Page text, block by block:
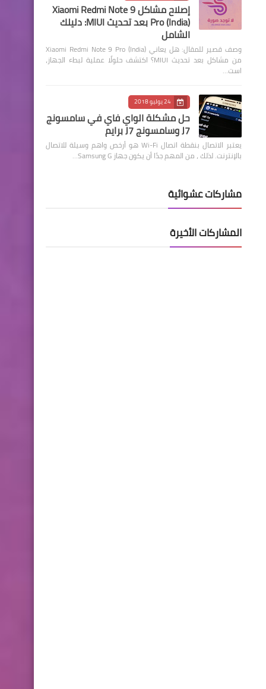
إصلاح مشاكل Xiaomi Redmi Note 9
Pro (India) بعد تحديث MIUI: دليلك
الشامل
وصف قصير للمقال: هل يعاني Xiaomi Redmi Note 9 Pro (India)
من مشاكل بعد تحديث MIUI؟ اكتشف حلولًا عملية لبطء الجهاز،
است…
24 يوليو 2018
حل مشكلة الواي فاي في سامسونج
J7 وسامسونج J7 برايم
يعتبر الاتصال بنقطة اتصال Wi-Fi هو أرخص واهم وسيلة للاتصال
بالإنترنت. لذلك ، من المهم جدًا أن يكون جهاز Samsung G…
مشاركات عشوائية
المشاركات الأخيرة